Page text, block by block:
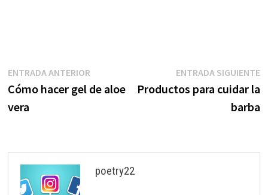
Navegación
de
ENTRADA ANTERIOREntrada
anterior:
Cómo hacer gel de aloe
vera
ENTRADA SIGUIENTE
Productos para cuidar la
barba
poetry22